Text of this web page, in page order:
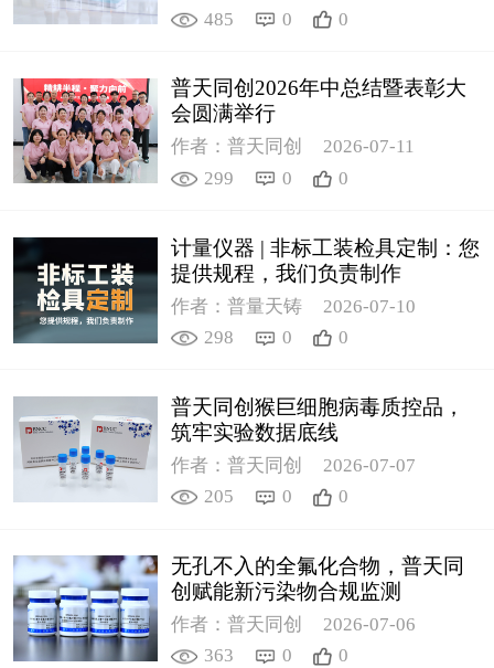
485
0 0
普天同创2026年中总结暨表彰大
会圆满举行
作者：普天同创
2026-07-11
299
0 0
计量仪器 | 非标工装检具定制：您
提供规程，我们负责制作
作者：普量天铸
2026-07-10
298
0 0
普天同创猴巨细胞病毒质控品，
筑牢实验数据底线
作者：普天同创
2026-07-07
205
0 0
无孔不入的全氟化合物，普天同
创赋能新污染物合规监测
作者：普天同创
2026-07-06
363
0 0